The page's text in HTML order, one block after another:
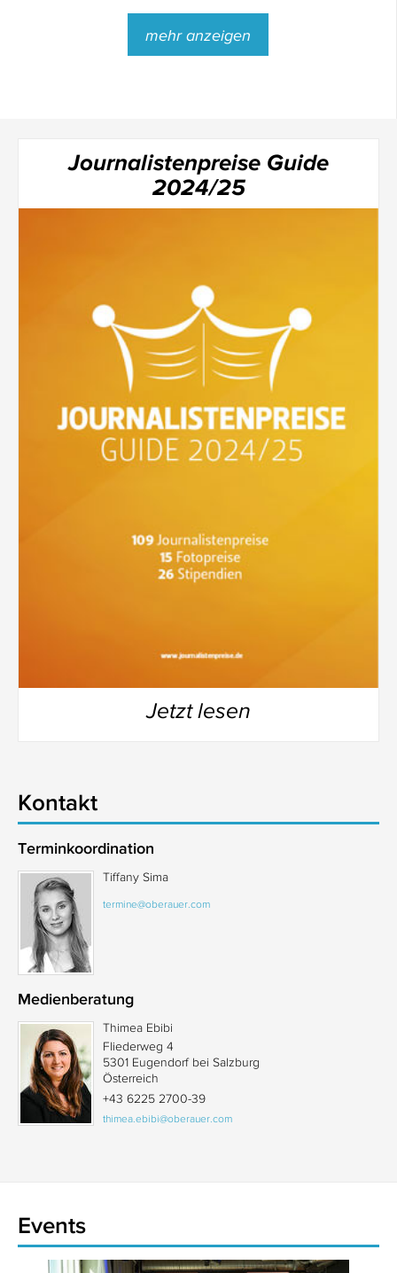
mehr anzeigen
Journalistenpreise Guide
2024/25
Jetzt lesen
Kontakt
Terminkoordination
Tiffany Sima
termine@oberauer.com
Medienberatung
Thimea Ebibi
Fliederweg 4
5301 Eugendorf bei Salzburg
Österreich
+43 6225 2700-39
thimea.ebibi@oberauer.com
Events